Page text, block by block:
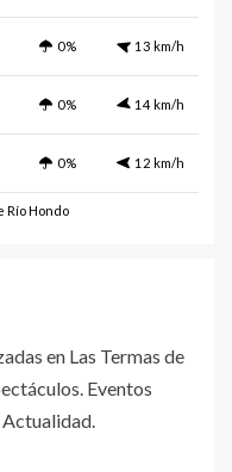
0% 13 km/h
0% 14 km/h
0% 12 km/h
Río Hondo
en Las Termas de
Eventos